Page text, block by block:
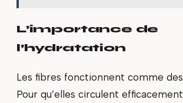
L’importance de
l’hydratation
Les fibres fonctionnent comme
Pour qu’elles circulent